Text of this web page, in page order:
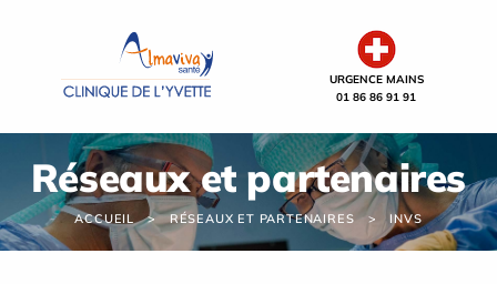
URGENCE MAINS
01 86 86 91 91
Réseaux et partenaires
ACCUEIL RÉSEAUX ET PARTENAIRES INVS